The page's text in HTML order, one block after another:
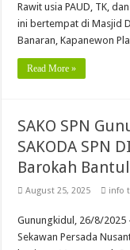
LDII Gunungkidul Ikuti
Rawit usia PAUD, TK,
ini bertempat di Masjid
Banaran, Kapanewon
Read More »
SAKO SPN
SAKODA SPN
Barokah Bantul
August 25, 2025 info
Gunungkidul, 26/8/2025
Sekawan Persada